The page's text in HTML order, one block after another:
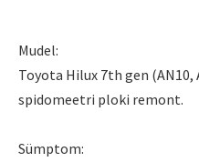
Mudel:
Toyota Hilux 7th gen (AN10,
spidomeetri ploki remont.
Sümptom: